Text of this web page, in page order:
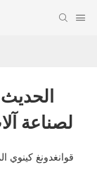
لصناعة
قوانغدونغ كينوي